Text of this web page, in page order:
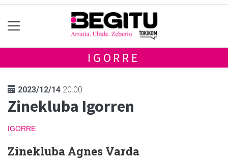
IGORRE
2023/12/14 20:00
Zinekluba Igorren
IGORRE
Zinekluba Agnes Varda